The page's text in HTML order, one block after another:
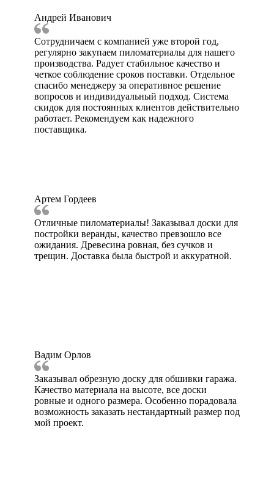
Андрей Иванович
Сотрудничаем с компанией уже второй год,
регулярно закупаем пиломатериалы для нашего
производства. Радует стабильное качество и
четкое соблюдение сроков поставки. Отдельное
спасибо менеджеру за оперативное решение
вопросов и индивидуальный подход. Система
скидок для постоянных клиентов действительно
работает. Рекомендуем как надежного
поставщика.
Артем Гордеев
Отличные пиломатериалы! Заказывал доски для
постройки веранды, качество превзошло все
ожидания. Древесина ровная, без сучков и
трещин. Доставка была быстрой и аккуратной.
Вадим Орлов
Заказывал обрезную доску для обшивки гаража.
Качество материала на высоте, все доски
ровные и одного размера. Особенно порадовала
возможность заказать нестандартный размер под
мой проект.